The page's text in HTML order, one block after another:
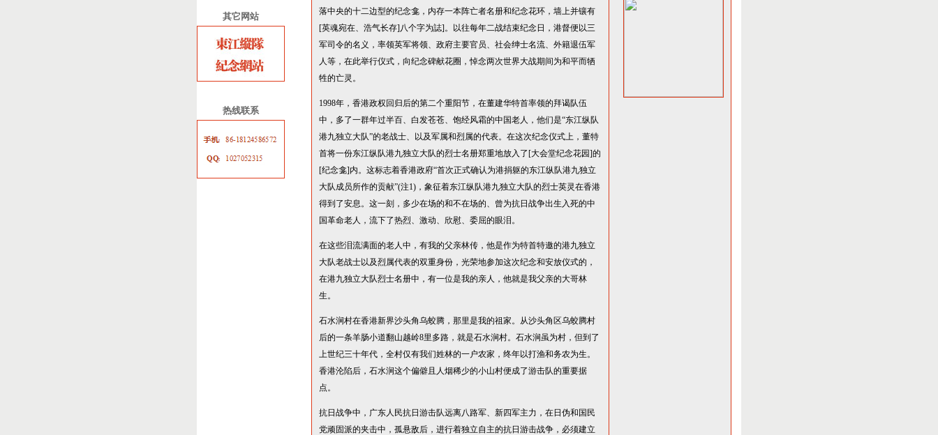
其它网站
热线联系
落中央的十二边型的纪念龛，内存一本阵亡者名册和纪念花环，墙上并镶有
[英魂宛在、浩气长存]八个字为誌]。以往每年二战结束纪念日，港督便以三
军司令的名义，率领英军将领、政府主要官员、社会绅士名流、外籍退伍军
人等，在此举行仪式，向纪念碑献花圈，悼念两次世界大战期间为和平而牺
牲的亡灵。
1998年，香港政权回归后的第二个重阳节，在董建华特首率领的拜谒队伍
中，多了一群年过半百、白发苍苍、饱经风霜的中国老人，他们是“东江纵队
港九独立大队”的老战士、以及军属和烈属的代表。在这次纪念仪式上，董特
首将一份东江纵队港九独立大队的烈士名册郑重地放入了[大会堂纪念花园]的
[纪念龛]内。这标志着香港政府“首次正式确认为港捐躯的东江纵队港九独立
大队成员所作的贡献”(注1)，象征着东江纵队港九独立大队的烈士英灵在香港
得到了安息。这一刻，多少在场的和不在场的、曾为抗日战争出生入死的中
国革命老人，流下了热烈、激动、欣慰、委屈的眼泪。
在这些泪流满面的老人中，有我的父亲林传，他是作为特首特邀的港九独立
大队老战士以及烈属代表的双重身份，光荣地参加这次纪念和安放仪式的，
在港九独立大队烈士名册中，有一位是我的亲人，他就是我父亲的大哥林
生。
石水涧村在香港新界沙头角乌蛟腾，那里是我的祖家。从沙头角区乌蛟腾村
后的一条羊肠小道翻山越岭8里多路，就是石水涧村。石水涧虽为村，但到了
上世纪三十年代，全村仅有我们姓林的一户农家，终年以打渔和务农为生。
香港沦陷后，石水涧这个偏僻且人烟稀少的小山村便成了游击队的重要据
点。
抗日战争中，广东人民抗日游击队远离八路军、新四军主力，在日伪和国民
党顽固派的夹击中，孤悬敌后，进行着独立自主的抗日游击战争，必须建立